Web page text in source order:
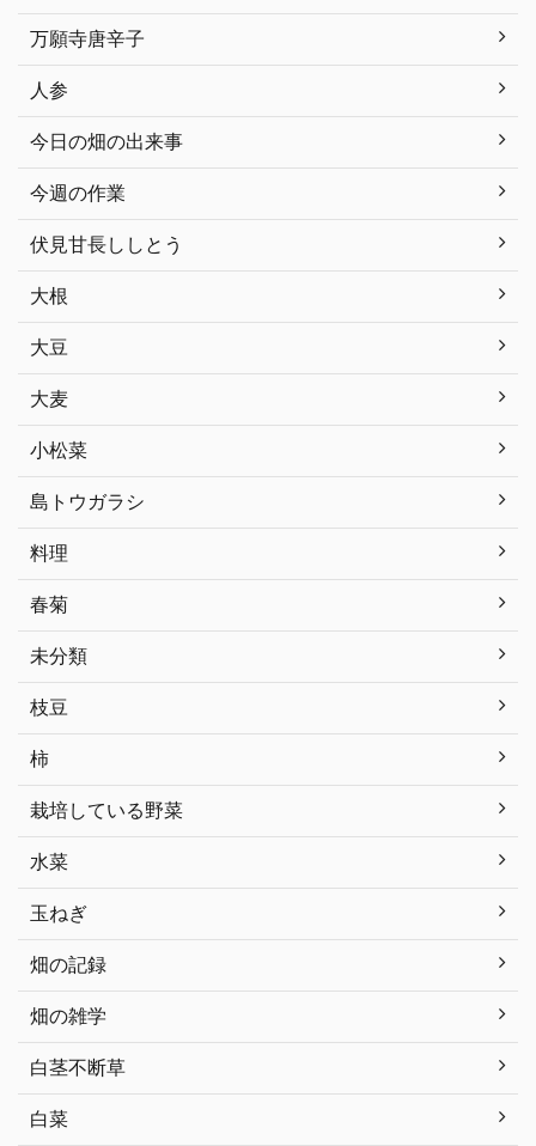
万願寺唐辛子
人参
今日の畑の出来事
今週の作業
伏見甘長ししとう
大根
大豆
大麦
小松菜
島トウガラシ
料理
春菊
未分類
枝豆
柿
栽培している野菜
水菜
玉ねぎ
畑の記録
畑の雑学
白茎不断草
白菜